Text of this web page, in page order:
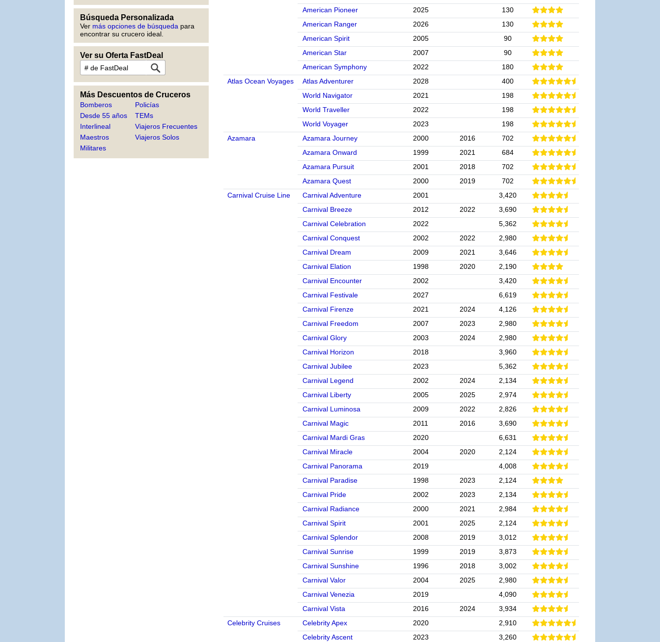
Búsqueda Personalizada
Ver más opciones de búsqueda para
encontrar su crucero ideal.
Ver su Oferta FastDeal
Más Descuentos de Cruceros
Bomberos
Desde 55 años
Interlineal
Maestros
Militares
Policías
TEMs
Viajeros Frecuentes
Viajeros Solos
American Pioneer
2025
130
American Ranger
2026
130
American Spirit
2005
90
American Star
2007
90
American Symphony
2022
180
Atlas Ocean Voyages
Atlas Adventurer 2028
400
World Navigator
2021
198
World Traveller
2022
198
World Voyager
2023
198
Azamara
Azamara Journey 2000 2016
702
Azamara Onward
1999 2021
684
Azamara Pursuit
2001 2018
702
Azamara Quest
2000 2019
702
Carnival Cruise Line
Carnival Adventure 2001
3,420
Carnival Breeze
2012 2022
3,690
Carnival Celebration
2022
5,362
Carnival Conquest
2002 2022
2,980
Carnival Dream
2009 2021
3,646
Carnival Elation
1998 2020
2,190
Carnival Encounter
2002
3,420
Carnival Festivale
2027
6,619
Carnival Firenze
2021 2024
4,126
Carnival Freedom
2007 2023
2,980
Carnival Glory
2003 2024
2,980
Carnival Horizon
2018
3,960
Carnival Jubilee
2023
5,362
Carnival Legend
2002 2024
2,134
Carnival Liberty
2005 2025
2,974
Carnival Luminosa
2009 2022
2,826
Carnival Magic
2011 2016
3,690
Carnival Mardi Gras
2020
6,631
Carnival Miracle
2004 2020
2,124
Carnival Panorama
2019
4,008
Carnival Paradise
1998 2023
2,124
Carnival Pride
2002 2023
2,134
Carnival Radiance
2000 2021
2,984
Carnival Spirit
2001 2025
2,124
Carnival Splendor
2008 2019
3,012
Carnival Sunrise
1999 2019
3,873
Carnival Sunshine
1996 2018
3,002
Carnival Valor
2004 2025
2,980
Carnival Venezia
2019
4,090
Carnival Vista
2016 2024
3,934
Celebrity Cruises
Celebrity Apex 2020
2,910
Celebrity Ascent
2023
3,260